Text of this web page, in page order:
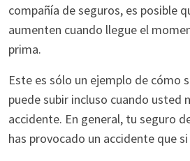
compañía de seguros, es posible
aumenten cuando llegue el
prima.
Este es sólo un ejemplo de cómo
puede subir incluso cuando usted
accidente. En general, tu seguro
has provocado un accidente que